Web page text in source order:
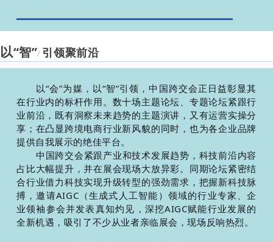
以“智”/ 引领聚前沿
以“会”为媒，以“智”引领，中国跨交会正日益彰显其
在行业内的标杆作用。数十场主题论坛、专题论坛紧跟行
业前沿，既有洞察未来趋势的主题演讲，又有运营实操分
享；在凸显跨境电商行业新风貌的同时，也为各企业品牌
提供自我展示的绝佳平台。
中国跨交会紧跟产业和技术发展趋势，科技前沿内容
占比大幅提升，并在展会现场大放异彩。同期论坛紧密结
合行业借力科技实现升级转型的强劲需求，把握新科技脉
搏，邀请AIGC（生成式人工智能）领域的行业专家、企
业领袖参会并发表真知灼见，深挖AIGC赋能行业发展的
全新机遇，吸引了不少从业者亲临展会，现场反响热烈。